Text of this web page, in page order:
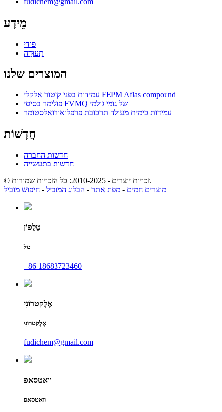
מֵידָע
פודי
תְעוּדָה
המוצרים שלנו
עמידות בפני קיטור אלקלי FEPM Aflas compound
פולימר בסיסי FVMQ של גומי גולמי
עמידות כימית מעולה תרכובת פרפלואורואלסטומר
חֲדָשׁוֹת
חדשות החברה
חדשות בתעשייה
© זכויות יוצרים - 2010-2025: כל הזכויות שמורות.
מוצרים חמים - מפת אתר - הבלוג המוביל - חיפוש מוביל
טֵלֵפוֹן
טל
+86 18683723460
אֶלֶקטרוֹנִי
אֶלֶקטרוֹנִי
fudichem@gmail.com
וואטסאפ
וואטסאפ